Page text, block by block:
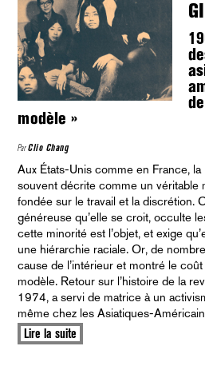
modèle »
ParClio Chang
Aux États-Unis comme en France, la minorité asiatique est
souvent décrite comme un véritable
fondée sur le travail et la discrétion.
généreuse qu’elle se croit, occulte
cette minorité est l’objet, et exige
une hiérarchie raciale. Or, de
cause de l’intérieur et montré le
modèle. Retour sur l’histoire de la
1974, a servi de matrice à un
même chez les Asiatiques-
Lire la suite